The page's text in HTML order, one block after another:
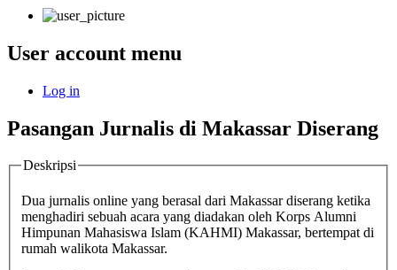
User account menu
Log in
Pasangan Jurnalis di Makassar Diserang
Deskripsi
Dua jurnalis online yang berasal dari Makassar diserang ketika
menghadiri sebuah acara yang diadakan oleh Korps Alumni
Himpunan Mahasiswa Islam (KAHMI) Makassar, bertempat di
rumah walikota Makassar.